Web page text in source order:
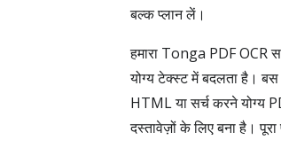
बल्क प्लान लें।
हमारा Tonga PDF OCR
योग्य टेक्स्ट में बदलता है।
HTML या सर्च करने योग्य
दस्तावेज़ों के लिए बना है।